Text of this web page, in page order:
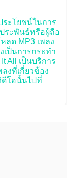
ระโยชน์ในการ
ระพันธ์หรือผู้ถือ
ลด MP3 เพลง
เป็นการกระทำ
All เป็นบริการ
งที่เกี่ยวข้อง
โอนั้นไปที่